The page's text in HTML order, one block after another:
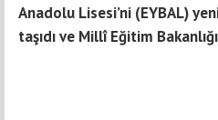
Anadolu Lisesi’ni (EYBAL)
taşıdı ve Millî Eğitim